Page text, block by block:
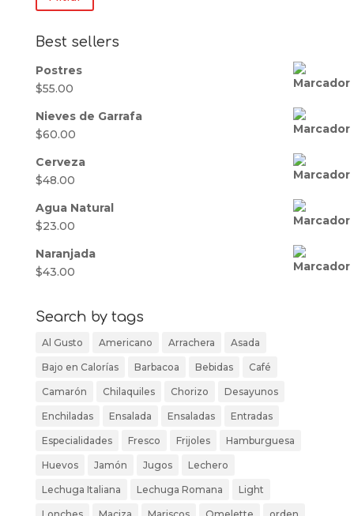
Best sellers
Postres
$55.00
Nieves de Garrafa
$60.00
Cerveza
$48.00
Agua Natural
$23.00
Naranjada
$43.00
Search by tags
Al Gusto Americano Arrachera Asada
Bajo en Calorías Barbacoa Bebidas Café
Camarón Chilaquiles Chorizo Desayunos
Enchiladas Ensalada Ensaladas Entradas
Especialidades Fresco Frijoles Hamburguesa
Huevos Jamón Jugos Lechero
Lechuga Italiana Lechuga Romana Light